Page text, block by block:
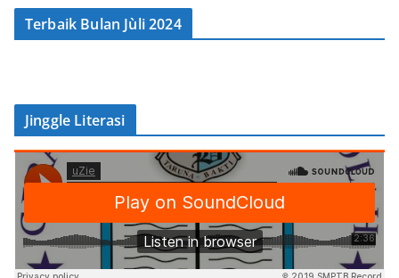
Terbaik Bulan Jùli 2024
Jinggle Literasi